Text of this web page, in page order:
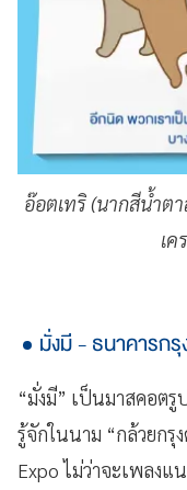
อ๊อตเทริ (นากสีน้ำต
เค
มั่งมี - ธนาคารกรุ
“มั่งมี” เป็นมาสคอตรู
รู้จักในนาม “กล้วยกรุ
Expo ไม่ว่าจะเพลงแ